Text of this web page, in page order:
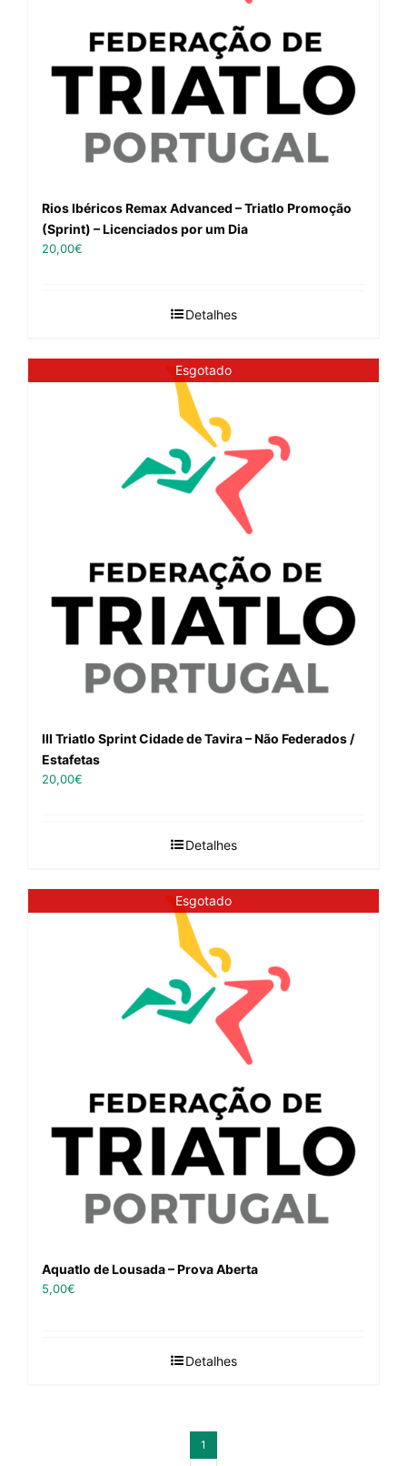
Rios Ibéricos Remax Advanced – Triatlo Promoção
(Sprint) – Licenciados por um Dia
20,00€
Detalhes
Esgotado
III Triatlo Sprint Cidade de Tavira – Não Federados /
Estafetas
20,00€
Detalhes
Esgotado
Aquatlo de Lousada – Prova Aberta
5,00€
Detalhes
1